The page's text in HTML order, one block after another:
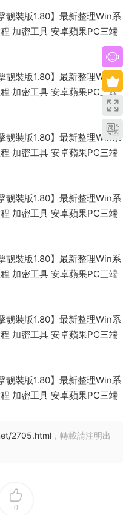
2705.html ，轉載請注明出
0